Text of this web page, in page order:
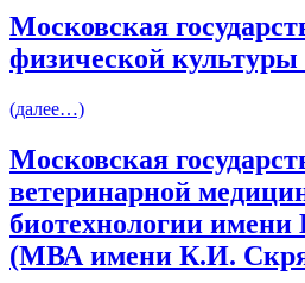
Московская
физической
(далее…)
Московская
ветеринарной
биотехнологии
(МВА имени К.И.